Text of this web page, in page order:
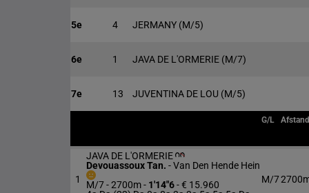
5e 4 JERMANY (M/5)
6e 1 JAVA DE L'ORMERIE (M/7)
7e 13 JUVENTINA DE LOU (M/5)
G/L Afstand
1
JAVA DE L'ORMERIE
Devouassoux Tan. -Van Den Hende Hein
M/7 - 2700m- 1'14"6- € 15.960
M/7